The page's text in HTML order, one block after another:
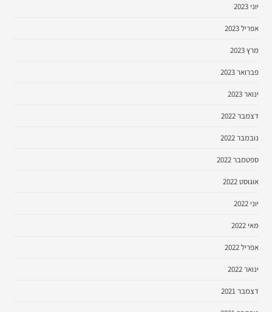
יוני 2023
אפריל 2023
מרץ 2023
פברואר 2023
ינואר 2023
דצמבר 2022
נובמבר 2022
ספטמבר 2022
אוגוסט 2022
יוני 2022
מאי 2022
אפריל 2022
ינואר 2022
דצמבר 2021